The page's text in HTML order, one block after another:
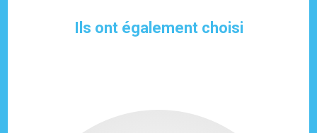
Ils ont également choisi